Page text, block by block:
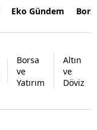
Eko Gündem
Borsa
ve
Yatırım
Altın
ve
Döviz